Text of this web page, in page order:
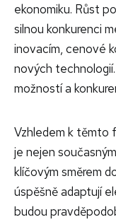
ekonomiku. Růst
silnou konkurenci
inovacím, cenové
nových
možností a
Vzhledem k těmto
je nejen
klíčovým směrem
úspěšně adaptují
budou